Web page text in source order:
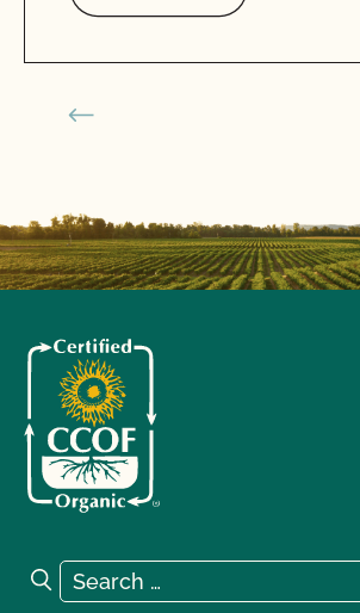
Search for:
Search